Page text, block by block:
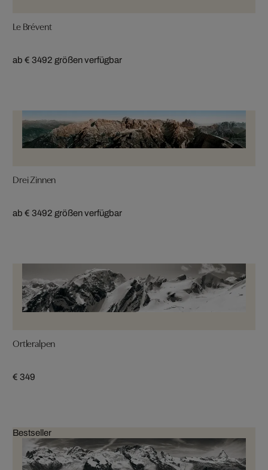
Le Brévent
ab € 3492 größen verfügbar
Drei Zinnen
ab € 3492 größen verfügbar
Ortleralpen
€ 349
Bestseller